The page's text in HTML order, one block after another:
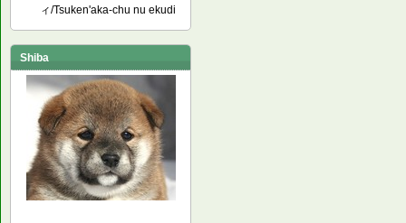
ィ/Tsuken'aka-chu nu ekudi
Shiba